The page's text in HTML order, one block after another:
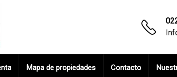
Mapa de propiedades Contacto